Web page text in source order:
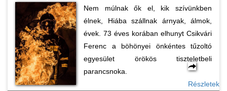
Nem múlnak ők el, kik szívünkben
élnek, Hiába szállnak árnyak, álmok,
évek. 73 éves korában elhunyt Csikvári
Ferenc a böhönyei önkéntes tűzoltó
egyesület örökös tiszteletbeli
parancsnoka.
Részletek